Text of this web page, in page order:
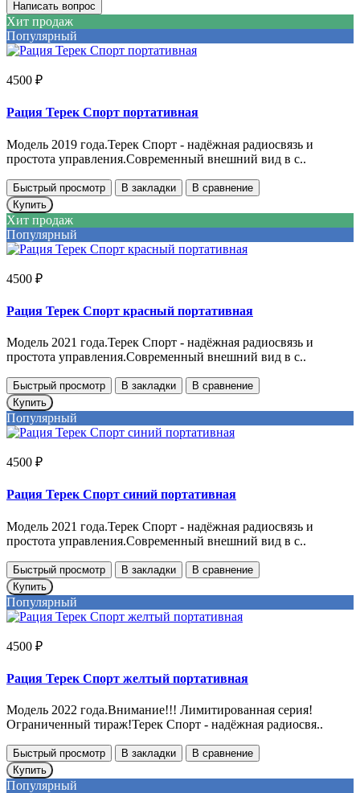
Написать вопрос
Хит продаж
Популярный
4500 ₽
Рация Терек Спорт портативная
Модель 2019 года.Терек Спорт - надёжная радиосвязь и
простота управления.Современный внешний вид в с..
Быстрый просмотр В закладки
В сравнение
Купить
Хит продаж
Популярный
4500 ₽
Рация Терек Спорт красный портативная
Модель 2021 года.Терек Спорт - надёжная радиосвязь и
простота управления.Современный внешний вид в с..
Быстрый просмотр В закладки
В сравнение
Купить
Популярный
4500 ₽
Рация Терек Спорт синий портативная
Модель 2021 года.Терек Спорт - надёжная радиосвязь и
простота управления.Современный внешний вид в с..
Быстрый просмотр В закладки
В сравнение
Купить
Популярный
4500 ₽
Рация Терек Спорт желтый портативная
Модель 2022 года.Внимание!!! Лимитированная серия!
Ограниченный тираж!Терек Спорт - надёжная радиосвя..
Быстрый просмотр В закладки
В сравнение
Купить
Популярный